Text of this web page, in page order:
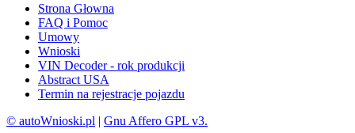
Strona Głowna
FAQ i Pomoc
Umowy
Wnioski
VIN Decoder - rok produkcji
Abstract USA
Termin na rejestracje pojazdu
© autoWnioski.pl | Gnu Affero GPL v3.